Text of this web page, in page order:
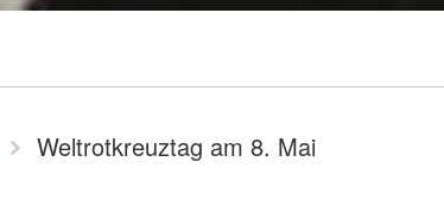
Weltrotkreuztag am 8. Mai